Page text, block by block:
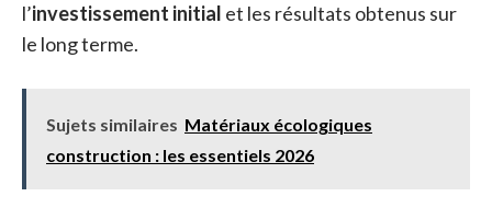
l’investissement initial et les résultats obtenus sur
le long terme.
Sujets similaires Matériaux écologiques
construction : les essentiels 2026